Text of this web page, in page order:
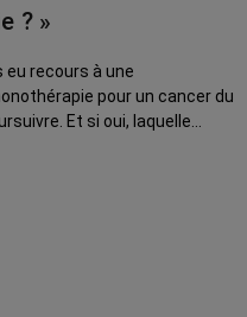
? »
eu recours à une
pour un cancer du
Et si oui, laquelle